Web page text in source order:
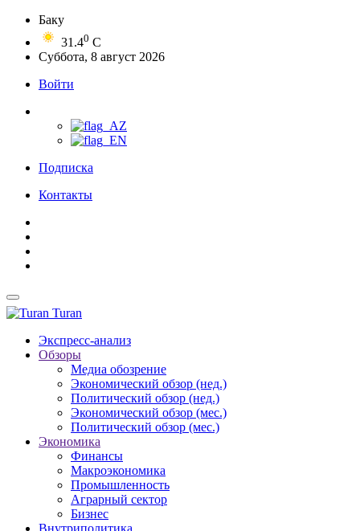
Баку
31.40 C
Суббота, 8 август 2026
Войти
Подписка
Контакты
Turan
Экспресс-анализ
Обзоры
Медиа обозрение
Экономический обзор (нед.)
Политический обзор (нед.)
Экономический обзор (мес.)
Политический обзор (мес.)
Экономика
Финансы
Макроэкономика
Промышленность
Аграрный сектор
Бизнес
Внутриполитика